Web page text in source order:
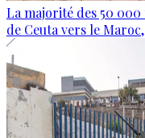
La majorité des 50
de Ceuta vers le